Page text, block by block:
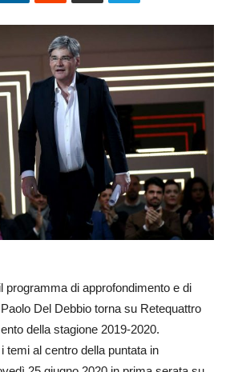
programma di approfondimento e di
Del Debbio torna su Retequattro
della stagione 2019-2020.
temi al centro della puntata in